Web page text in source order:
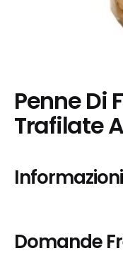
Penne Di
Trafilate
Informazioni
Domande